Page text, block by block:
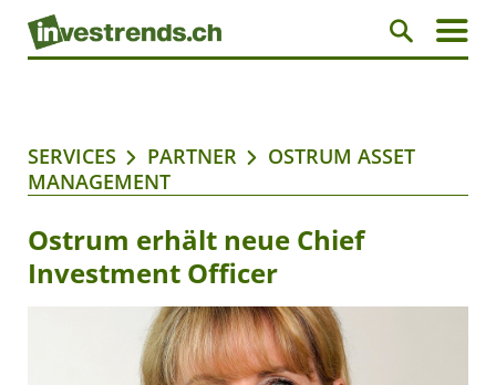
SERVICES PARTNER
OSTRUM ASSET
MANAGEMENT
Ostrum erhält neue Chief
Investment Officer